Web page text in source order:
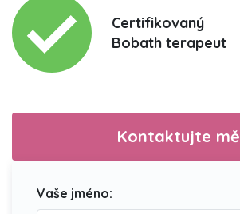
Certifikovaný
Bobath terapeut
Kontaktujte mě
Vaše jméno: